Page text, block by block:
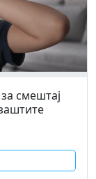
смештај